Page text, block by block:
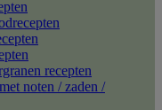
recepten
noten / zaden /